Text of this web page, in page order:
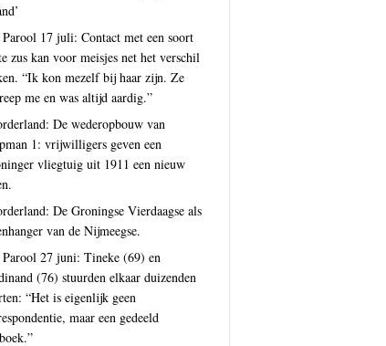
17 juli: Contact met een soort
zus kan voor meisjes net het verschil
“Ik kon mezelf bij haar zijn. Ze
me en was altijd aardig.”
De wederopbouw van
1: vrijwilligers geven een
vliegtuig uit 1911 een nieuw
De Groningse Vierdaagse als
van de Nijmeegse.
27 juni: Tineke (69) en
(76) stuurden elkaar duizenden
“Het is eigenlijk geen
maar een gedeeld